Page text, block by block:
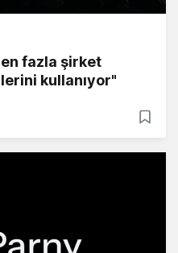
fazla şirket
kullanıyor"